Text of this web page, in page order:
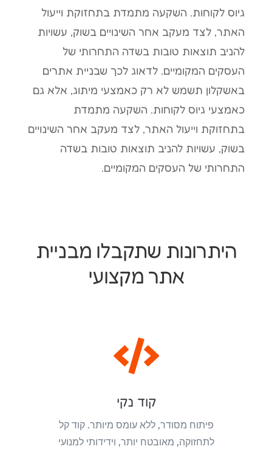
גיוס לקוחות. השקעה מתמדת בתחזוקת וייעול
האתר, לצד מעקב אחר השינויים בשוק, עשויות
להניב תוצאות טובות בשדה התחרותי של
העסקים המקומיים. לדאוג לכך שבניית אתרים
באשקלון תשמש לא רק כאמצעי מיתוג, אלא גם
כאמצעי גיוס לקוחות. השקעה מתמדת
בתחזוקת וייעול האתר, לצד מעקב אחר השינויים
בשוק, עשויות להניב תוצאות טובות בשדה
התחרותי של העסקים המקומיים.
היתרונות שתקבלו מבניית
אתר מקצועי

קוד נקי
פיתוח מסודר, ללא עומס מיותר. קוד קל
לתחזוקה, מאובטח יותר, וידידותי למנועי